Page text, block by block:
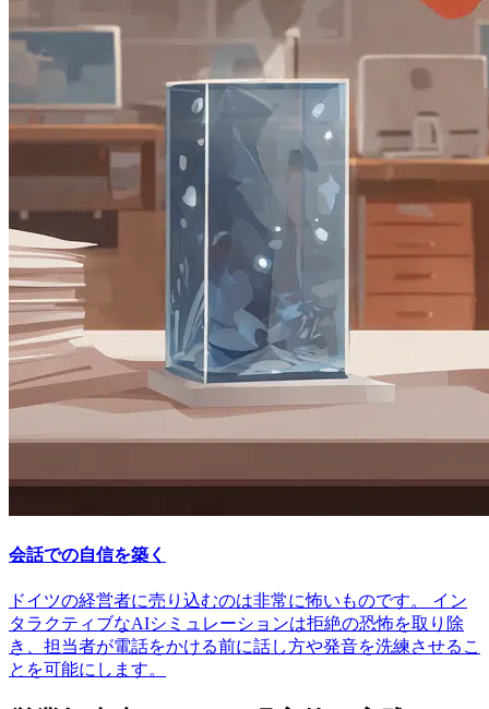
会話での自信を築く
ドイツの経営者に売り込むのは非常に怖いものです。 イン
タラクティブなAIシミュレーションは拒絶の恐怖を取り除
き、担当者が電話をかける前に話し方や発音を洗練させるこ
とを可能にします。